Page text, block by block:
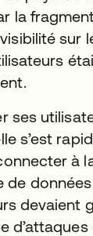
la
sur
s’est
à
devaient